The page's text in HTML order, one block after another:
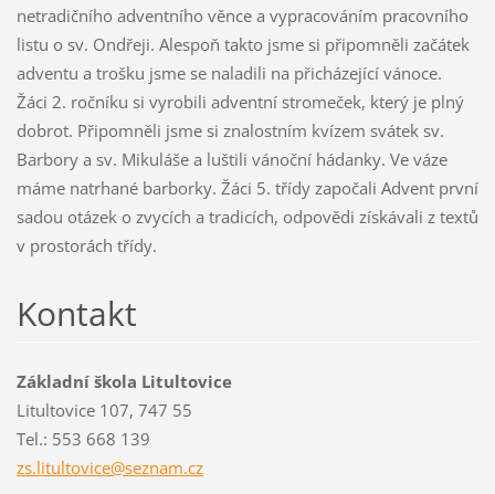
netradičního adventního věnce a vypracováním pracovního
listu o sv. Ondřeji. Alespoň takto jsme si připomněli začátek
adventu a trošku jsme se naladili na přicházející vánoce.
Žáci 2. ročníku si vyrobili adventní stromeček, který je plný
dobrot. Připomněli jsme si znalostním kvízem svátek sv.
Barbory a sv. Mikuláše a luštili vánoční hádanky. Ve váze
máme natrhané barborky. Žáci 5. třídy započali Advent první
sadou otázek o zvycích a tradicích, odpovědi získávali z textů
v prostorách třídy.
Kontakt
Základní škola Litultovice
Litultovice 107, 747 55
Tel.: 553 668 139
zs.litultovice@seznam.cz